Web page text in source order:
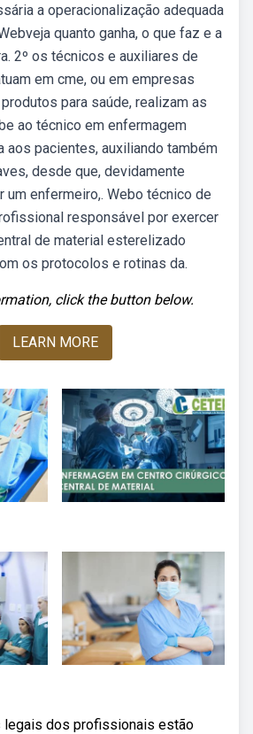
a operacionalização adequada
quanto ganha, o que faz e a
2º os técnicos e auxiliares de
em cme, ou em empresas
para saúde, realizam as
ao técnico em enfermagem
aos pacientes, auxiliando também
desde que, devidamente
um enfermeiro,. Webo técnico de
responsável por exercer
de material esterelizado
os protocolos e rotinas da.
click the button below.
LEARN MORE
legais dos profissionais estão